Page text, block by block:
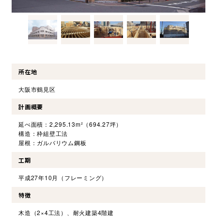
環境・社会への取り組み
所在地
大阪市鶴見区
計画概要
延べ面積：2,295.13m²（694.27坪）
構造：枠組壁工法
屋根：ガルバリウム鋼板
工期
平成27年10月（フレーミング）
特徴
木造（2×4工法）、耐火建築4階建